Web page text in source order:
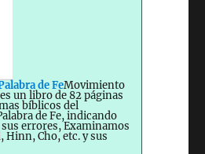
de FeMovimiento
un libro de 82 páginas
bíblicos del
de Fe, indicando
errores, Examinamos
Hinn, Cho, etc. y sus